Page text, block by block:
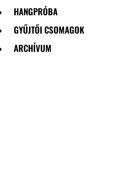
HANGPRÓBA
GYŰJTŐI CSOMAGOK
ARCHÍVUM